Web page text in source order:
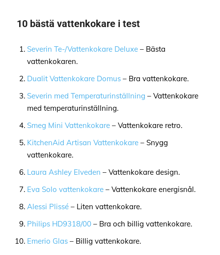
10 bästä vattenkokare i test
Severin Te-/Vattenkokare Deluxe – Bästa
vattenkokaren.
Dualit Vattenkokare Domus – Bra vattenkokare.
Severin med Temperaturinställning – Vattenkokare
med temperaturinställning.
Smeg Mini Vattenkokare – Vattenkokare retro.
KitchenAid Artisan Vattenkokare – Snygg
vattenkokare.
Laura Ashley Elveden – Vattenkokare design.
Eva Solo vattenkokare – Vattenkokare energisnål.
Alessi Plissé – Liten vattenkokare.
Philips HD9318/00 – Bra och billig vattenkokare.
Emerio Glas – Billig vattenkokare.